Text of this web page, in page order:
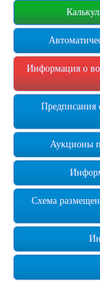
Информация о
Предписания
Аукционы
Схема